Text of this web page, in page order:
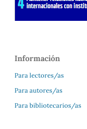
Información
Para lectores/as
Para autores/as
Para bibliotecarios/as